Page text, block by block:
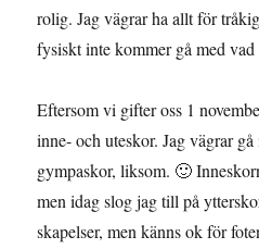
rolig. Jag vägrar ha allt för
fysiskt inte kommer gå med vad
Eftersom vi gifter oss 1
inne- och uteskor. Jag vägrar
gympaskor, liksom. 🙂
men idag slog jag till på
skapelser, men känns ok för